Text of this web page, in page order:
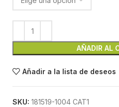
AÑADIR AL
Añadir a la lista de deseos
SKU: 181519-1004 CAT1